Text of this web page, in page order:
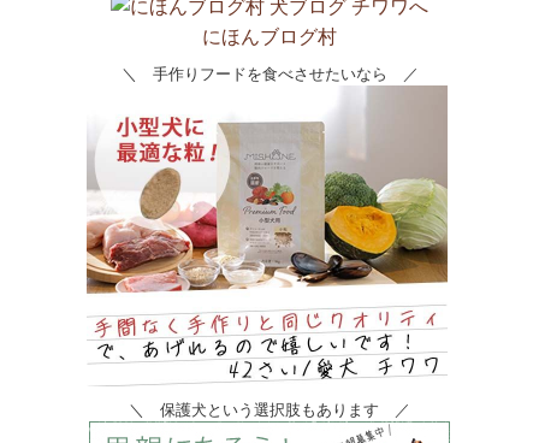
にほんブログ村
＼ 手作りフードを食べさせたいなら ／
＼ 保護犬という選択肢もあります ／